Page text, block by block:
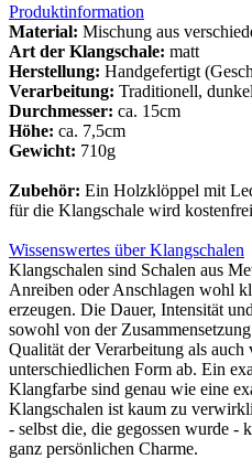
Produktinformation
Material: Mischung aus
Art der Klangschale: matt
Herstellung: Handgefertigt
Verarbeitung: Traditionell, dunkel
Durchmesser: ca. 15cm
Höhe: ca. 7,5cm
Gewicht: 710g
Zubehör: Ein Holzklöppel mit
für die Klangschale wird
Wissenswertes über Klangschalen
Klangschalen sind Schalen aus
Anreiben oder Anschlagen wohl
erzeugen. Die Dauer, Intensität
sowohl von der
Qualität der Verarbeitung als
unterschiedlichen Form ab. Ein
Klangfarbe sind genau wie eine
Klangschalen ist kaum zu
- selbst die, die gegossen wurde -
ganz persönlichen Charme.